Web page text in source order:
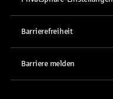
Barrierefreiheit
Barriere melden